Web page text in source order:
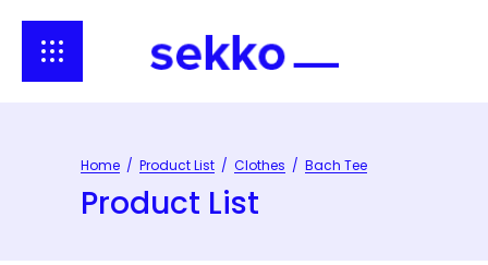
Home / Product List / Clothes / Bach Tee
Product List